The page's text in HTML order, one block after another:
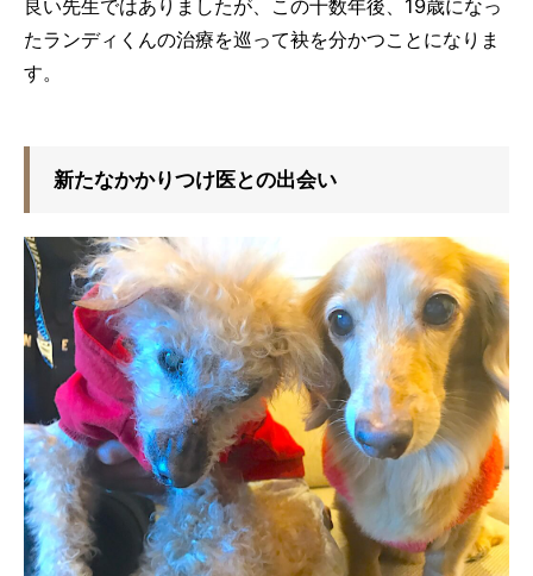
良い先生ではありましたが、この十数年後、19歳になっ
たランディくんの治療を巡って袂を分かつことになりま
す。
新たなかかりつけ医との出会い